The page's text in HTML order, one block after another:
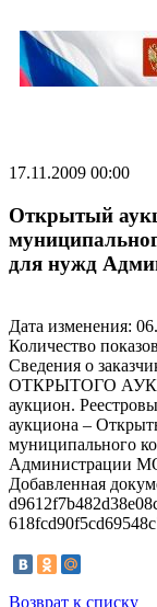
17.11.2009 00:00
Открытый
для нужд
Дата изменения:
Количество
Cведения о
ОТКРЫТОГО
аукцион.
аукциона –
муниципального
Администрации
Добавленная
Возврат к списку